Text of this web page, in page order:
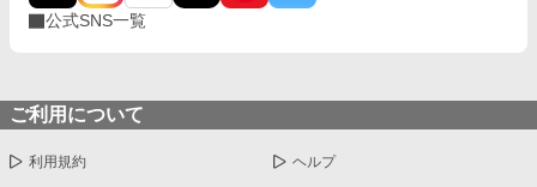
公式SNS一覧
ご利用について
利用規約 ヘルプ